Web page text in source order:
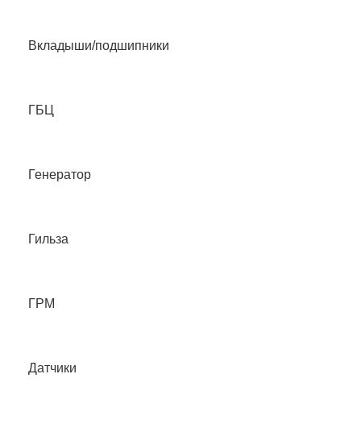
Вкладыши/подшипники
ГБЦ
Генератор
Гильза
ГРМ
Датчики